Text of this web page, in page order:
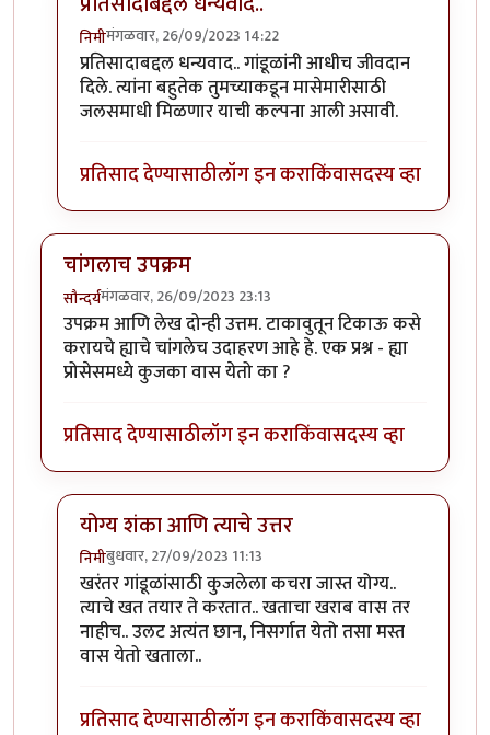
निमीमंगळवार, 26/09/2023 14:22
In reply toछान. खत प्रकल्प आवडला. आमच्याby
प्रतिसादाबद्दल धन्यवाद.. गांडूळांनी आधीच जीवदान
दिले. त्यांना बहुतेक तुमच्याकडून मासेमारीसाठी
जलसमाधी मिळणार याची कल्पना आली असावी.
प्रतिसाद देण्यासाठीलॉग इन कराकिंवासदस्य व्हा
चांगलाच उपक्रम
सौन्दर्यमंगळवार, 26/09/2023 23:13
उपक्रम आणि लेख दोन्ही उत्तम. टाकावुतून टिकाऊ कसे
करायचे ह्याचे चांगलेच उदाहरण आहे हे. एक प्रश्न - ह्या
प्रोसेसमध्ये कुजका वास येतो का ?
प्रतिसाद देण्यासाठीलॉग इन कराकिंवासदस्य व्हा
योग्य शंका आणि त्याचे उत्तर
निमीबुधवार, 27/09/2023 11:13
In reply toचांगलाच उपक्रमbyसौन्दर्य
खरंतर गांडूळांसाठी कुजलेला कचरा जास्त योग्य..
त्याचे खत तयार ते करतात.. खताचा खराब वास तर
नाहीच.. उलट अत्यंत छान, निसर्गात येतो तसा मस्त
वास येतो खताला..
प्रतिसाद देण्यासाठीलॉग इन कराकिंवासदस्य व्हा